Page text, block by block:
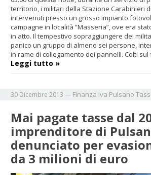
territorio, i militari della Stazione Carabinieri
intervenuti presso un grosso impianto
campagne in località “Masseria”, ove era
in atto. Il tempestivo sopraggiungere dei
panico un gruppo di almeno sei persone,
in rame di collegamento dei pannelli. Colti
Leggi tutto »
30 Dicembre 2013 — Finanza Iva Pulsano
Mai pagate tasse dal
imprenditore di
denunciato per
da 3 milioni di euro